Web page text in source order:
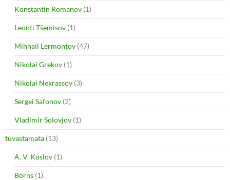
Konstantin Romanov (1)
Leonti Tšemisov (1)
Mihhail Lermontov (47)
Nikolai Grekov (1)
Nikolai Nekrassov (3)
Sergei Safonov (2)
Vladimir Solovjov (1)
tuvastamata (13)
A. V. Koslov (1)
Börns (1)